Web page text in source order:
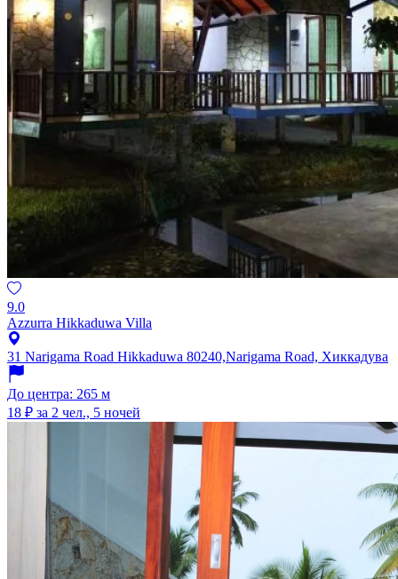
9.0
Azzurra Hikkaduwa Villa
31 Narigama Road Hikkaduwa 80240,Narigama Road, Хиккадува
До центра: 265 м
18 ₽ за 2 чел., 5 ночей